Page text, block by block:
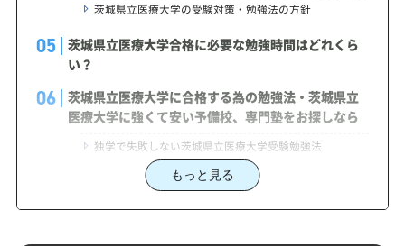
茨城県立医療大学の受験対策・勉強法の方針
茨城県立医療大学合格に必要な勉強時間はどれくら
い？
茨城県立医療大学に合格する為の勉強法・茨城県立
医療大学に強くて安い予備校、専門塾をお探しなら
独学で失敗しない茨城県立医療大学受験勉強法
茨城県立医療大学受験対策で学習管理塾を選ぶな
もっと見る